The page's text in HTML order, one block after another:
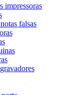
impressoras
falsas